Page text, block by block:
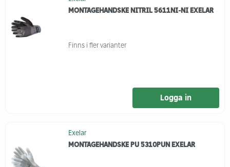
MONTAGEHANDSKE NITRIL 5611NI-NI EXELAR
Finns i fler varianter
Logga in
Exelar
MONTAGEHANDSKE PU 5310PUN EXELAR